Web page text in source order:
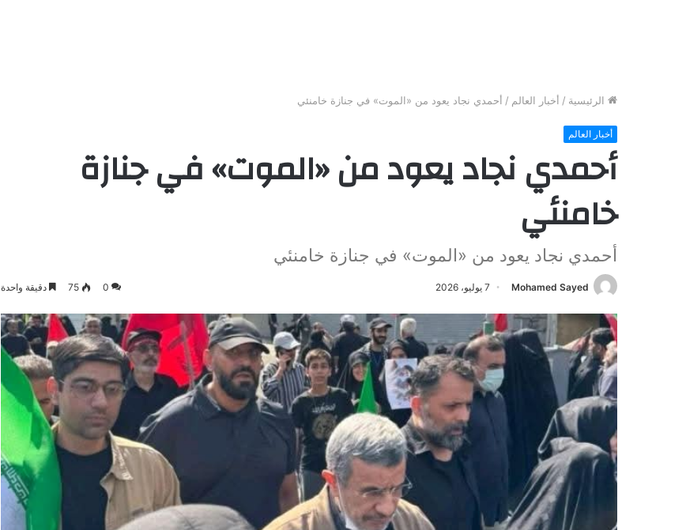
الرئيسية / أخبار العالم / أحمدي نجاد يعود من «الموت» في جنازة خامنئي
أخبار العالم
أحمدي نجاد يعود من «الموت» في جنازة
خامنئي
أحمدي نجاد يعود من «الموت» في جنازة خامنئي
Mohamed Sayed 7 يوليو، 2026 0
75 دقيقة واحدة